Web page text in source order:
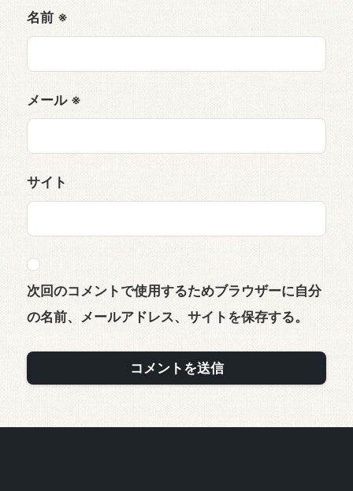
名前 ※
メール ※
サイト
次回のコメントで使用するためブラウザーに自分
の名前、メールアドレス、サイトを保存する。